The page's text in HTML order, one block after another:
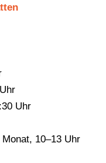
Uhr
10–13 Uhr